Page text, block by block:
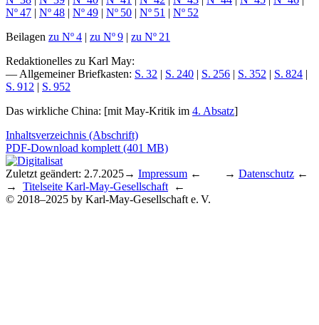
Nº 47 | Nº 48 | Nº 49 | Nº 50 | Nº 51 | Nº 52
Beilagen zu Nº 4 | zu Nº 9 | zu Nº 21
Redaktionelles zu Karl May:
— Allgemeiner Briefkasten: S. 32 | S. 240 | S. 256 | S. 352 | S. 824 |
S. 912 | S. 952
Das wirkliche China: [mit May-Kritik im 4. Absatz]
Inhaltsverzeichnis (Abschrift)
PDF-Download komplett (401 MB)
Zuletzt geändert: 2.7.2025→ Impressum ← → Datenschutz ←
→ Titelseite Karl-May-Gesellschaft ←
© 2018–2025 by Karl-May-Gesellschaft e. V.